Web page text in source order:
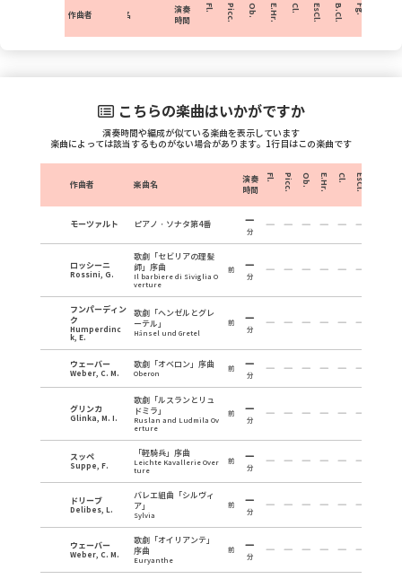
作曲者 楽曲名
演奏
時間
Fl. Picc. Ob. E.Hr. Cl. EsCl. B.Cl. Fg.
こちらの楽曲はいかがですか
演奏時間や編成が似ている楽曲を表示しています
楽曲によっては該当するものがない場合があります。1行目はこの楽曲です
作曲者 楽曲名
演奏
時間
Fl. Picc. Ob. E.Hr. Cl. EsCl.
モーツァルト ピアノ・ソナタ第4番
分
ロッシーニ
Rossini, G.
歌劇「セビリアの理髪
師」序曲
Il barbiere di Siviglia O
verture
前
分
フンパーディン
ク
Humperdinc
k, E.
歌劇「ヘンゼルとグレ
ーテル」
Hänsel und Gretel
前
分
ウェーバー
Weber, C. M.
歌劇「オベロン」序曲
Oberon
前
分
グリンカ
Glinka, M. I.
歌劇「ルスランとリュ
ドミラ」
Ruslan and Ludmila Ov
erture
前
分
スッペ
Suppe, F.
「軽騎兵」序曲
Leichte Kavallerie Over
ture
前
分
ドリーブ
Delibes, L.
バレエ組曲「シルヴィ
ア」
Sylvia
前
分
ウェーバー
Weber, C. M.
歌劇「オイリアンテ」
序曲
Euryanthe
前
分